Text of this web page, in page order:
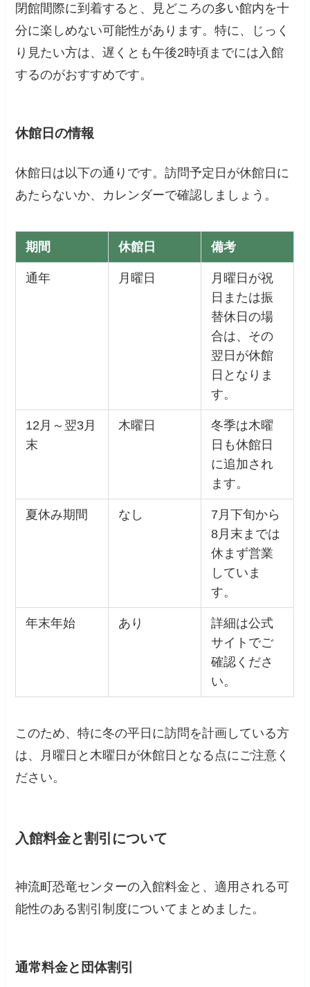
閉館間際に到着すると、見どころの多い館内を十
分に楽しめない可能性があります。特に、じっく
り見たい方は、遅くとも午後2時頃までには入館
するのがおすすめです。
休館日の情報
休館日は以下の通りです。訪問予定日が休館日に
あたらないか、カレンダーで確認しましょう。
期間 休館日 備考
通年 月曜日
月曜日が祝
日または振
替休日の場
合は、その
翌日が休館
日となりま
す。
12月～翌3月
末
木曜日
冬季は木曜
日も休館日
に追加され
ます。
夏休み期間 なし
7月下旬から
8月末までは
休まず営業
していま
す。
年末年始 あり
詳細は公式
サイトでご
確認くださ
い。
このため、特に冬の平日に訪問を計画している方
は、月曜日と木曜日が休館日となる点にご注意く
ださい。
入館料金と割引について
神流町恐竜センターの入館料金と、適用される可
能性のある割引制度についてまとめました。
通常料金と団体割引